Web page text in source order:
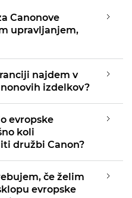
Canonove
upravljanjem,
najdem v
izdelkov?
evropske
koli
družbi Canon?
če želim
evropske